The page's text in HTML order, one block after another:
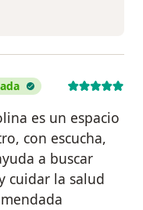
es un espacio
con escucha,
a buscar
cuidar la salud